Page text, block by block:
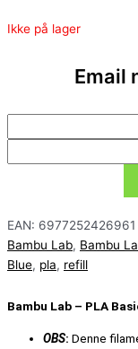
Ikke på lager
Email
EAN: 6977252426961
Bambu Lab, Bambu
Blue, pla, refill
Bambu Lab – PLA
OBS: Denne